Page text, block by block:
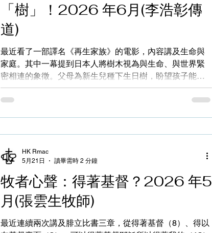
「樹」！2026 年6月(李浩彰傳
道)
最近看了一部譯名《再生家族》的電影，內容講及生命與
家庭。其中一幕提到日本人將樹木視為與生命、與世界緊
密相連的象徵。父母為新生兒種下生日樹，盼望孩子能像
樹木般茁壯成長，不僅是紀念，更寄託了對未來的祝福。
期待多年過去，樹木長大，人也成長，成為別人/世界的遮
反映出一種獨特的人生觀，值得深思。 聖經中也常用
「樹」去代表我們屬靈生命的狀態，（詩一）喜愛神律法
的人像一棵栽在溪水旁的樹，按時候結果子；(太十三1-9)
耶穌在福音書中提到《撒種的比喻》，將「神的真道」比
作種子，將「人的內心」比作四種不同的土，一樣的道
種，落在不同心田，結果大不相同。而神期望我們選擇成
為那結果子的樹！ 在此不詳述每種土壤的含義，但重點在
於：種子一旦生根成長，將帶來巨大影響。經文中最震撼
牧者心聲：得著基督？2026 年5
月(張雲生牧師)
最近連續兩次講及腓立比書三章，從得著基督（8）、得以
HK Rmac
5月21日
讀畢需時 2 分鐘